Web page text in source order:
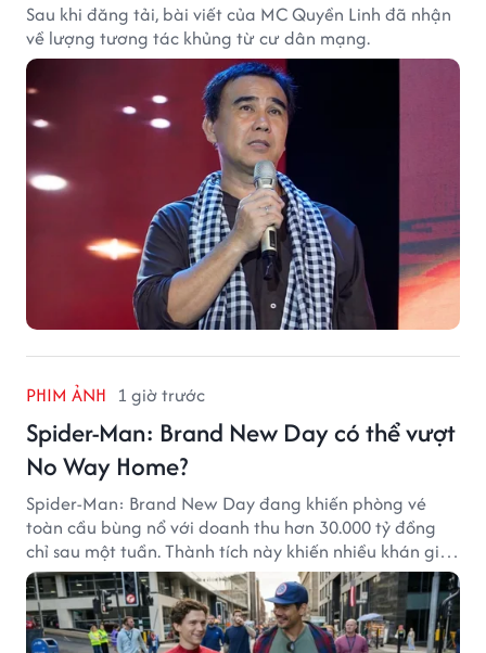
Sau khi đăng tải, bài viết của MC Quyền Linh đã nhận
về lượng tương tác khủng từ cư dân mạng.
PHIM ẢNH 1 giờ trước
Spider-Man: Brand New Day có thể vượt
No Way Home?
Spider-Man: Brand New Day đang khiến phòng vé
toàn cầu bùng nổ với doanh thu hơn 30.000 tỷ đồng
chỉ sau một tuần. Thành tích này khiến nhiều khán giả
đặt câu hỏi liệu bộ phim mới của Tom Holland có thể
phá kỷ lục mà No Way Home từng thiết lập hay không.